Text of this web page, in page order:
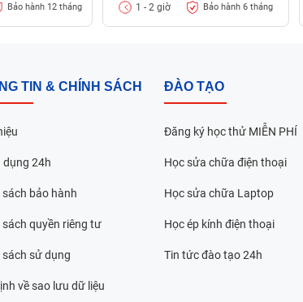
Bảo hành 12 tháng 1 - 2 giờ Bảo hành 6 tháng
TIN & CHÍNH SÁCH
dụng 24h
sách bảo hành
sách quyền riêng tư
sách sử dụng
về sao lưu dữ liệu
ĐÀO TẠO
Đăng ký học thử MIỄN PHÍ
Học sửa chữa điện thoại
Học sửa chữa Laptop
Học ép kính điện thoại
Tin tức đào tạo 24h